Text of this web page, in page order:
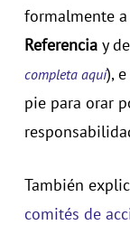
formalmente
Referenciay
completa aquí),
pie para orar
También
comités de